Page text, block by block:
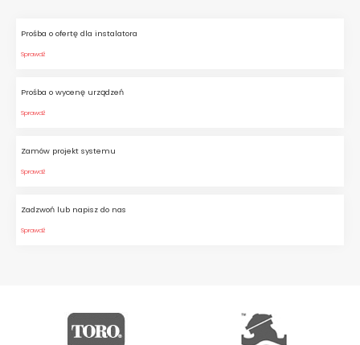
Prośba o ofertę dla instalatora
Sprawdź
Prośba o wycenę urządzeń
Sprawdź
Zamów projekt systemu
Sprawdź
Zadzwoń lub napisz do nas
Sprawdź